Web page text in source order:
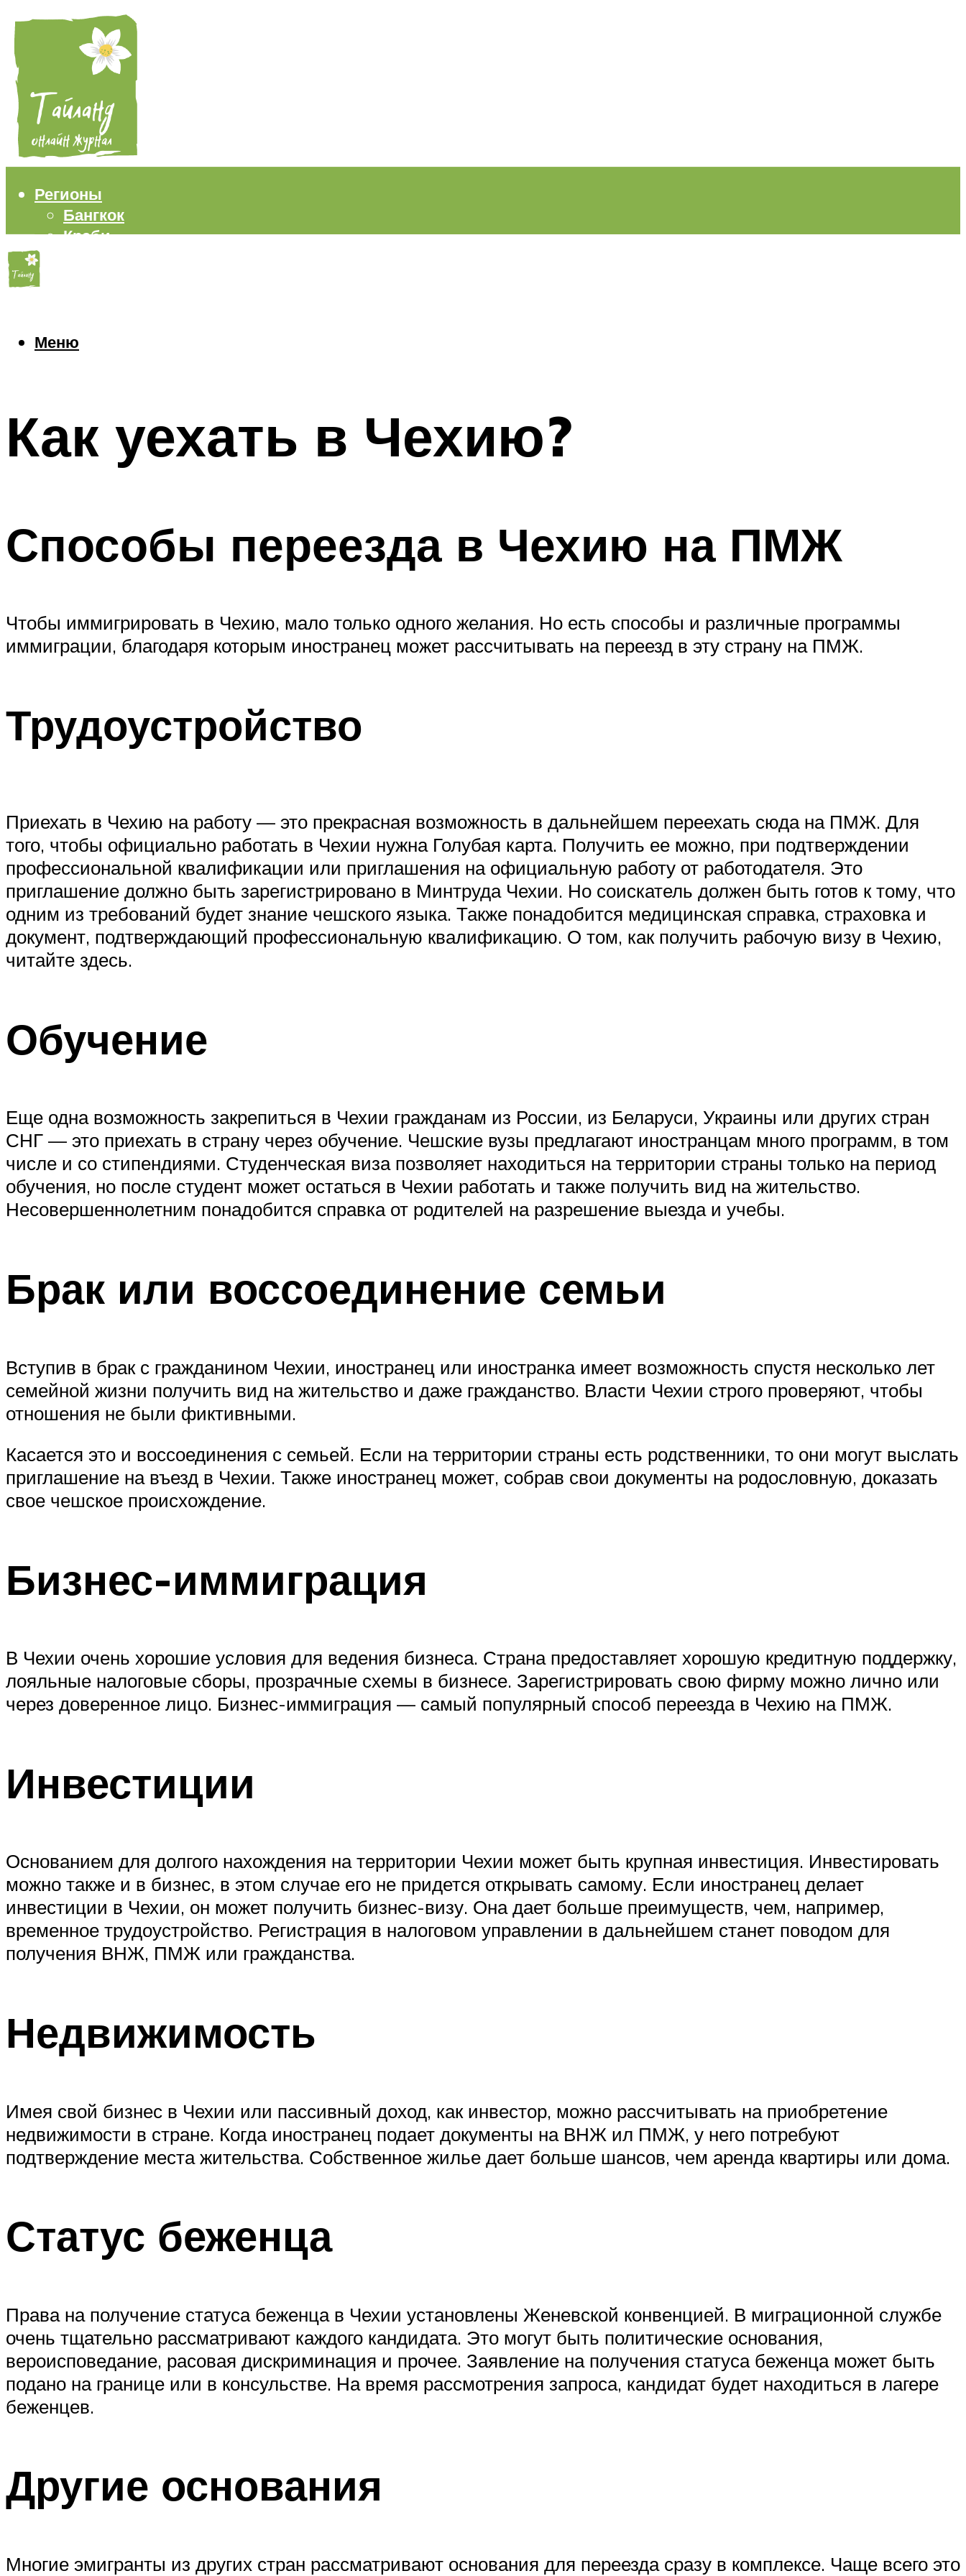
Регионы
Бангкок
Краби
Еда
Меню
Меню
Как уехать в Чехию?
Способы переезда в Чехию на ПМЖ
Чтобы иммигрировать в Чехию, мало только одного желания. Но есть способы и различные программы
иммиграции, благодаря которым иностранец может рассчитывать на переезд в эту страну на ПМЖ.
Трудоустройство
Приехать в Чехию на работу — это прекрасная возможность в дальнейшем переехать сюда на ПМЖ. Для
того, чтобы официально работать в Чехии нужна Голубая карта. Получить ее можно, при подтверждении
профессиональной квалификации или приглашения на официальную работу от работодателя. Это
приглашение должно быть зарегистрировано в Минтруда Чехии. Но соискатель должен быть готов к тому, что
одним из требований будет знание чешского языка. Также понадобится медицинская справка, страховка и
документ, подтверждающий профессиональную квалификацию. О том, как получить рабочую визу в Чехию,
читайте здесь.
Обучение
Еще одна возможность закрепиться в Чехии гражданам из России, из Беларуси, Украины или других стран
СНГ — это приехать в страну через обучение. Чешские вузы предлагают иностранцам много программ, в том
числе и со стипендиями. Студенческая виза позволяет находиться на территории страны только на период
обучения, но после студент может остаться в Чехии работать и также получить вид на жительство.
Несовершеннолетним понадобится справка от родителей на разрешение выезда и учебы.
Брак или воссоединение семьи
Вступив в брак с гражданином Чехии, иностранец или иностранка имеет возможность спустя несколько лет
семейной жизни получить вид на жительство и даже гражданство. Власти Чехии строго проверяют, чтобы
отношения не были фиктивными.
Касается это и воссоединения с семьей. Если на территории страны есть родственники, то они могут выслать
приглашение на въезд в Чехии. Также иностранец может, собрав свои документы на родословную, доказать
свое чешское происхождение.
Бизнес-иммиграция
В Чехии очень хорошие условия для ведения бизнеса. Страна предоставляет хорошую кредитную поддержку,
лояльные налоговые сборы, прозрачные схемы в бизнесе. Зарегистрировать свою фирму можно лично или
через доверенное лицо. Бизнес-иммиграция — самый популярный способ переезда в Чехию на ПМЖ.
Инвестиции
Основанием для долгого нахождения на территории Чехии может быть крупная инвестиция. Инвестировать
можно также и в бизнес, в этом случае его не придется открывать самому. Если иностранец делает
инвестиции в Чехии, он может получить бизнес-визу. Она дает больше преимуществ, чем, например,
временное трудоустройство. Регистрация в налоговом управлении в дальнейшем станет поводом для
получения ВНЖ, ПМЖ или гражданства.
Недвижимость
Имея свой бизнес в Чехии или пассивный доход, как инвестор, можно рассчитывать на приобретение
недвижимости в стране. Когда иностранец подает документы на ВНЖ ил ПМЖ, у него потребуют
подтверждение места жительства. Собственное жилье дает больше шансов, чем аренда квартиры или дома.
Статус беженца
Права на получение статуса беженца в Чехии установлены Женевской конвенцией. В миграционной службе
очень тщательно рассматривают каждого кандидата. Это могут быть политические основания,
вероисповедание, расовая дискриминация и прочее. Заявление на получения статуса беженца может быть
подано на границе или в консульстве. На время рассмотрения запроса, кандидат будет находиться в лагере
беженцев.
Другие основания
Многие эмигранты из других стран рассматривают основания для переезда сразу в комплексе. Чаще всего это